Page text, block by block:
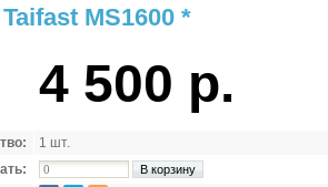
MS1600 *
4 500 р.
1 шт.